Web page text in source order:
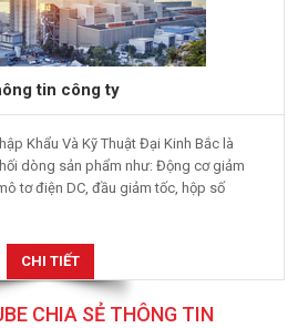
tin công ty
Khẩu Và Kỹ Thuật Đại Kinh Bắc là
dòng sản phẩm như: Động cơ giảm
tơ điện DC, đầu giảm tốc, hộp số
CHI TIẾT
CHIA SẺ THÔNG TIN